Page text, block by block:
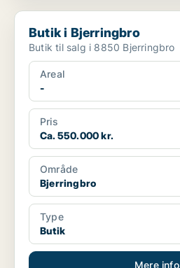
Butik i Bjerringbro
Butik i Bjerringbro
Butik til salg i 8850 Bjerringbro
Areal
-
Pris
Ca. 550.000 kr.
Område
Bjerringbro
Type
Butik
Mere info